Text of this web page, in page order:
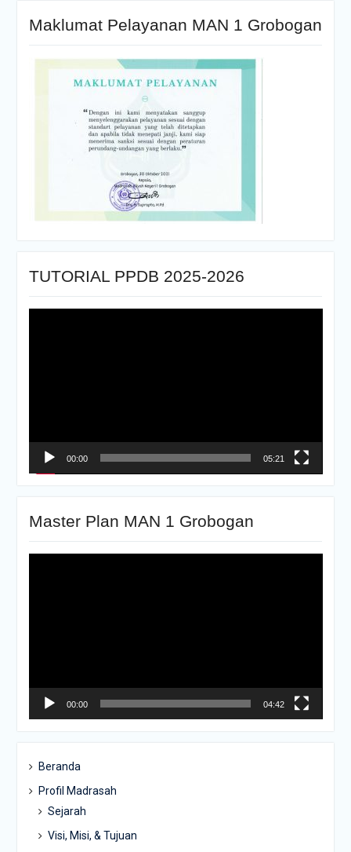
Maklumat Pelayanan MAN 1 Grobogan
TUTORIAL PPDB 2025-2026
00:00 05:21
Master Plan MAN 1 Grobogan
00:00 04:42
Beranda
Profil Madrasah
Sejarah
Visi, Misi, & Tujuan